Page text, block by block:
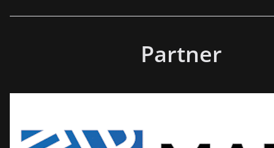
Partner